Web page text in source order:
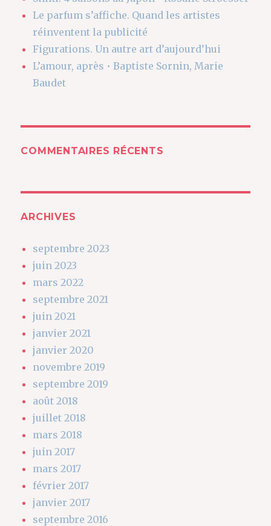
Le parfum s’affiche. Quand les artistes
réinventent la publicité
Figurations. Un autre art d’aujourd’hui
L’amour, après • Baptiste Sornin, Marie
Baudet
COMMENTAIRES RÉCENTS
ARCHIVES
septembre 2023
juin 2023
mars 2022
septembre 2021
juin 2021
janvier 2021
janvier 2020
novembre 2019
septembre 2019
août 2018
juillet 2018
mars 2018
juin 2017
mars 2017
février 2017
janvier 2017
septembre 2016